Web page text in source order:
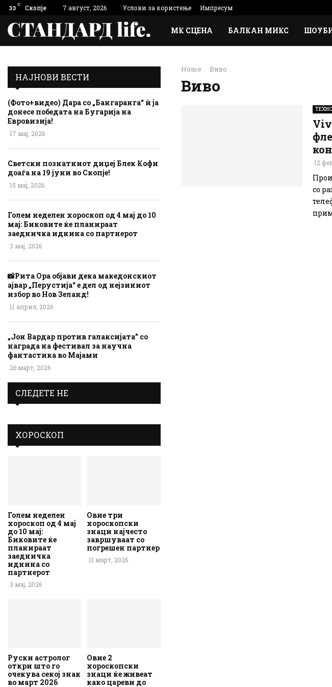
33 C Скопје 7 август, 2026 Услови за користење Импресум
МК СЦЕНА БАЛКАН МИКС
Home Виво
Виво
12
со
НАЈНОВИ ВЕСТИ
(Фото+видео) Дара со „Бангаранга“ ѝ ја
донесе победата на Бугарија на
Евровизија!
17 мај, 2026
Светски познатниот диџеј Блек Кофи
доаѓа на 19 јуни во Скопје!
15 мај, 2026
Голем неделен хороскоп од 4 мај до 10
мај: Биковите ќе планираат
заедничка иднина со партнерот
3 мај, 2026
📸Рита Ора објави дека македонскиот
ајвар „Перустија“ е дел од нејзиниот
избор во Нов Зеланд!
11 април, 2026
„Јон Вардар против галаксијата” со
награда на фестивал за научна
фантастика во Мајами
26 март, 2026
СЛЕДЕТЕ НЕ
ХОРОСКОП
Голем неделен
хороскоп од 4 мај
до 10 мај:
Биковите ќе
планираат
заедничка
иднина со
партнерот
3 мај, 2026
Овие три
хороскопски
знаци најчесто
завршуваат со
погрешен партнер
11 март, 2026
Руски астролог
откри што го
очекува секој знак
во март 2026
Овие 2
хороскопски
знаци ќе живеат
како цареви до